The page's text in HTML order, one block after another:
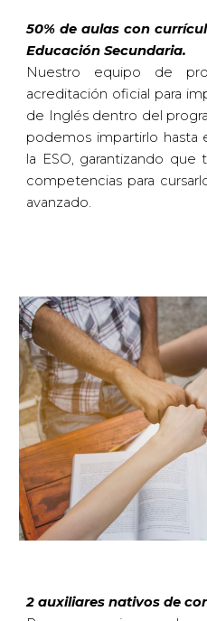
50% de aulas con
Educación Secundaria.
Nuestro equipo de
acreditación oficial para
de Inglés dentro del
podemos impartirlo hasta
la ESO, garantizando
competencias para
avanzado.
2 auxiliares nativos de